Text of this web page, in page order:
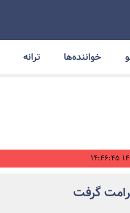
خواننده‌ها ترانه
گرفت